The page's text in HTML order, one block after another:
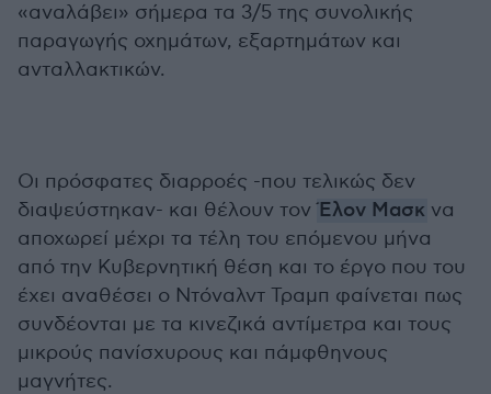
«αναλάβει» σήμερα τα 3/5 της συνολικής
παραγωγής οχημάτων, εξαρτημάτων και
ανταλλακτικών.
Οι πρόσφατες διαρροές -που τελικώς δεν
διαψεύστηκαν- και θέλουν τονΈλον Μασκ να
αποχωρεί μέχρι τα τέλη του επόμενου μήνα
από την Κυβερνητική θέση και το έργο που του
έχει αναθέσει ο Ντόναλντ Τραμπ φαίνεται πως
συνδέονται με τα κινεζικά αντίμετρα και τους
μικρούς πανίσχυρους και πάμφθηνους
μαγνήτες.